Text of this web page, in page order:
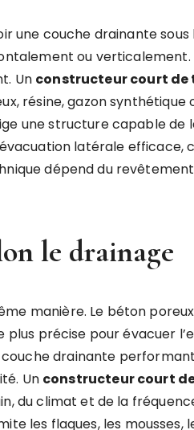
une couche drainante sous
ou verticalement.
Un constructeur court de
résine, gazon synthétique
une structure capable de
évacuation latérale efficace,
dépend du
le drainage
manière. Le béton poreux
précise pour évacuer
drainante
Un constructeur court
du climat et de la
les flaques, les mousses,